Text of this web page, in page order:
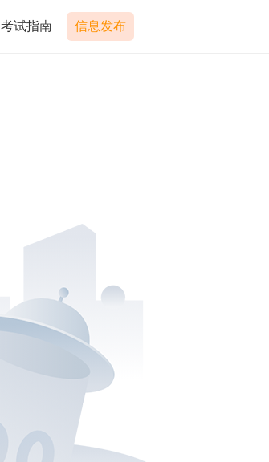
考试指南 信息发布